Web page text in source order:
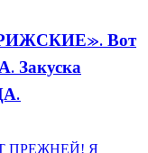
Вот
Закуска